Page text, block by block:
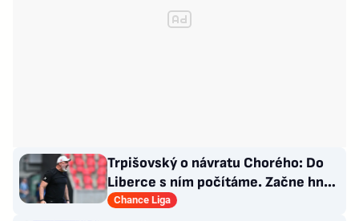
Trpišovský o návratu Chorého: Do
Liberce s ním počítáme. Začne hned
od začátku?
Chance Liga